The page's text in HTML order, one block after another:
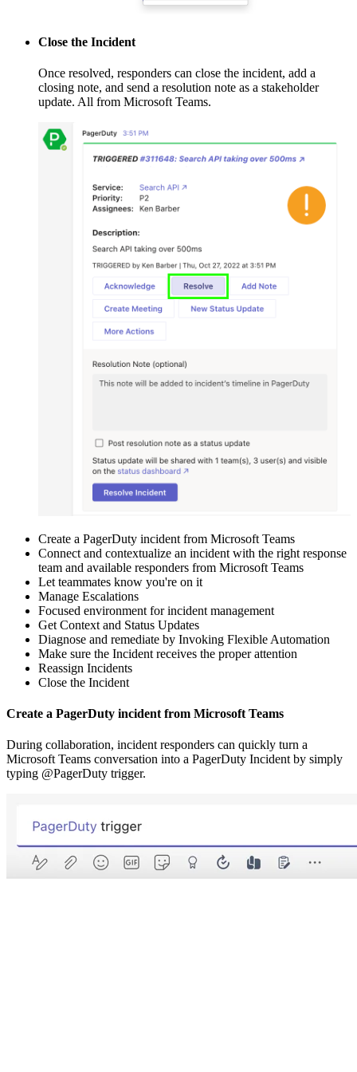
Close the Incident
Once resolved, responders can close the incident, add a
closing note, and send a resolution note as a stakeholder
update. All from Microsoft Teams.
Create a PagerDuty incident from Microsoft Teams
Connect and contextualize an incident with the right response
team and available responders from Microsoft Teams
Let teammates know you're on it
Manage Escalations
Focused environment for incident management
Get Context and Status Updates
Diagnose and remediate by Invoking Flexible Automation
Make sure the Incident receives the proper attention
Reassign Incidents
Close the Incident
Create a PagerDuty incident from Microsoft Teams
During collaboration, incident responders can quickly turn a
Microsoft Teams conversation into a PagerDuty Incident by simply
typing @PagerDuty trigger.